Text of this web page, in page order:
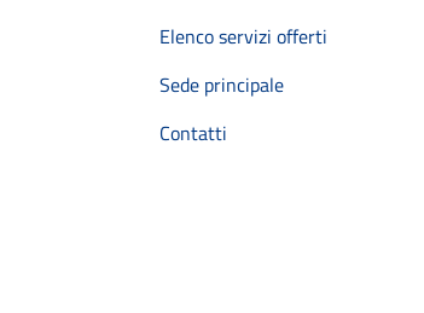
Elenco servizi offerti
Sede principale
Contatti